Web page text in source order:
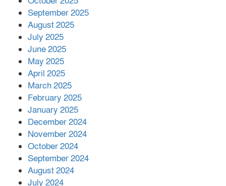
পর ফোন তারেক রহমানের,গ্যাস সঙ্কট
সহায়তা দিলেন সাচিং প্রু জেরী
September 2025
August 2025
July 2025
June 2025
May 2025
April 2025
March 2025
February 2025
January 2025
December 2024
November 2024
October 2024
September 2024
August 2024
July 2024